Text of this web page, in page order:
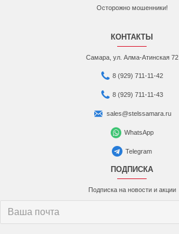
Осторожно мошенники!
КОНТАКТЫ
Самара, ул. Алма-Атинская 72
8 (929) 711-11-42
8 (929) 711-11-43
sales@stelssamara.ru
WhatsApp
Telegram
ПОДПИСКА
Подписка на новости и акции